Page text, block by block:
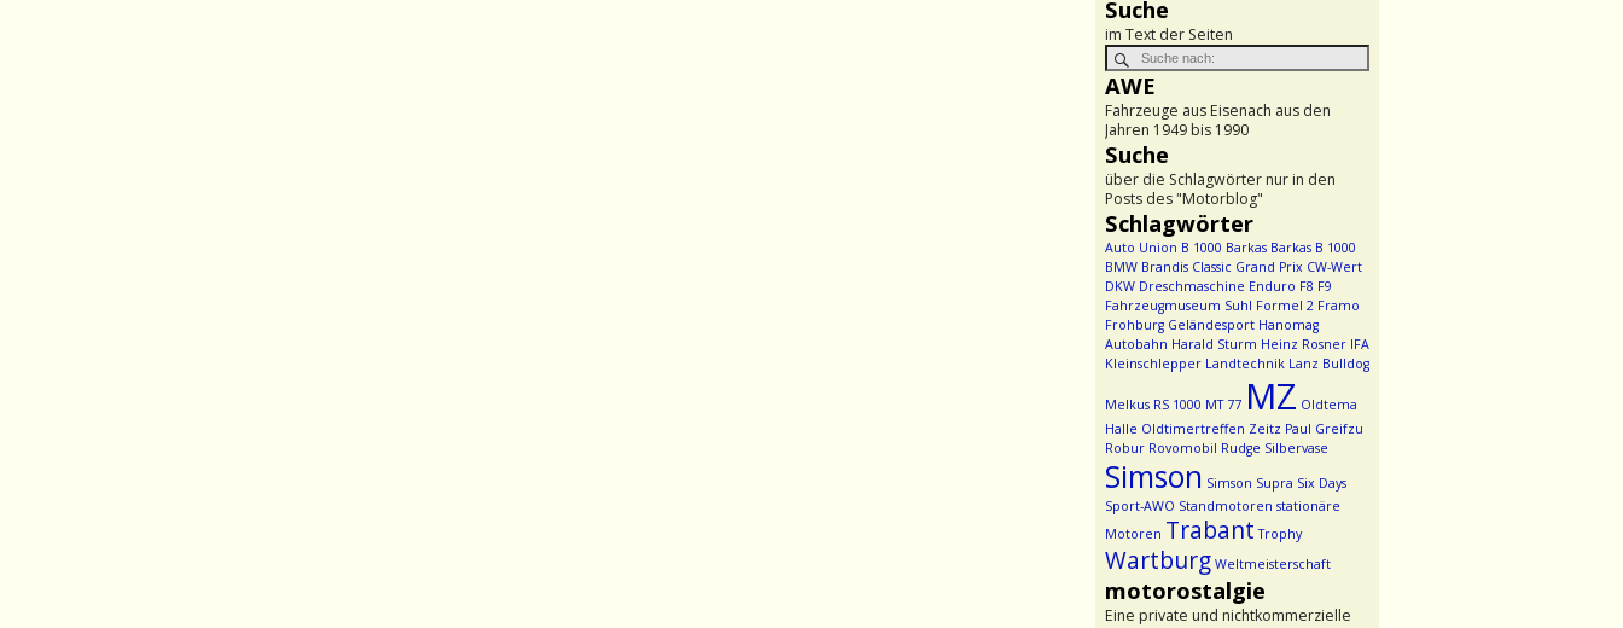
Suche
im Text der Seiten
AWE
Fahrzeuge aus Eisenach aus den
Jahren 1949 bis 1990
Suche
über die Schlagwörter nur in den
Posts des "Motorblog"
Schlagwörter
Auto Union B 1000 Barkas Barkas B 1000
BMW Brandis Classic Grand Prix CW-Wert
DKW Dreschmaschine Enduro F8 F9
Fahrzeugmuseum Suhl Formel 2 Framo
Frohburg Geländesport Hanomag
Autobahn Harald Sturm Heinz Rosner IFA
Kleinschlepper Landtechnik Lanz Bulldog
Melkus RS 1000 MT 77 MZ Oldtema
Halle Oldtimertreffen Zeitz Paul Greifzu
Robur Rovomobil Rudge Silbervase
Simson Simson Supra Six Days
Sport-AWO Standmotoren stationäre
Motoren Trabant Trophy
Wartburg Weltmeisterschaft
motorostalgie
Eine private und nichtkommerzielle